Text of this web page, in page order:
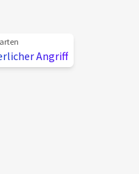
Angriff